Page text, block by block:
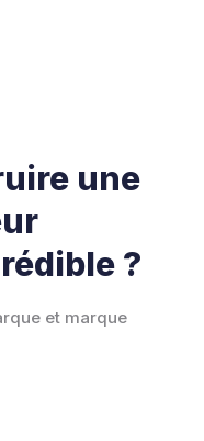
une
?
et marque